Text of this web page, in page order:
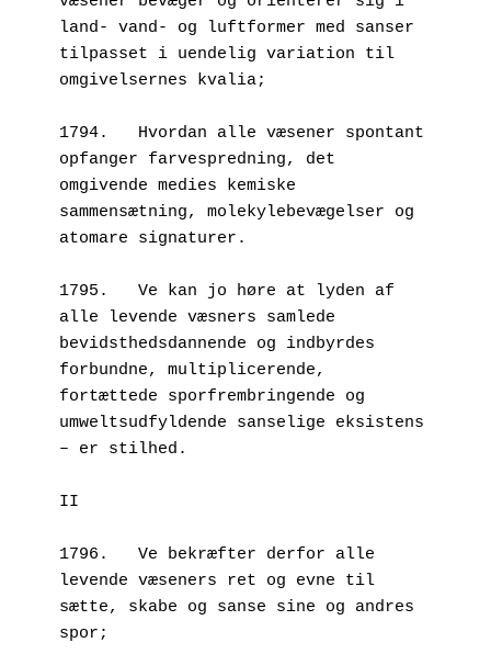
land- vand- og luftformer med sanser
tilpasset i uendelig variation til
omgivelsernes kvalia;
1794.	Hvordan alle væsener spontant
opfanger farvespredning, det
omgivende medies kemiske
sammensætning, molekylebevægelser og
atomare signaturer.
1795.	Ve kan jo høre at lyden af
alle levende væsners samlede
bevidsthedsdannende og indbyrdes
forbundne, multiplicerende,
fortættede sporfrembringende og
umweltsudfyldende sanselige eksistens
– er stilhed.
II
1796.	Ve bekræfter derfor alle
levende væseners ret og evne til
sætte, skabe og sanse sine og andres
spor;